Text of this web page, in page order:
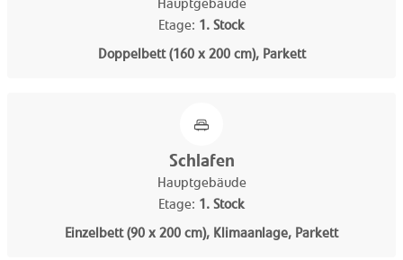
Etage: 1. Stock
Doppelbett (160 x 200 cm), Parkett
Schlafen
Hauptgebäude
Etage: 1. Stock
Einzelbett (90 x 200 cm), Klimaanlage, Parkett